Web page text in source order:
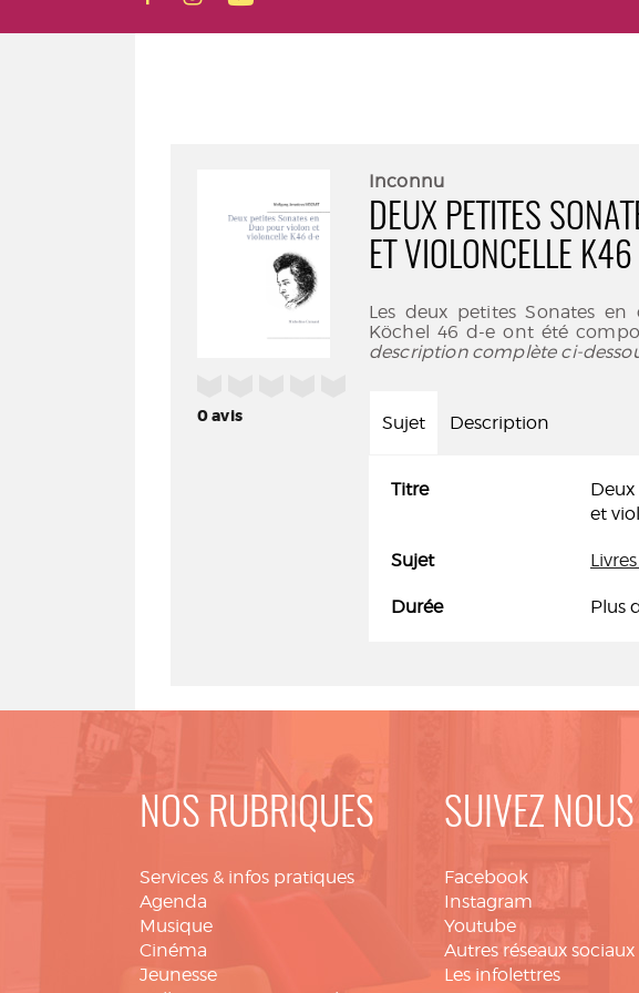
0avis
Inconnu
DEUX PETITES
ET VIOLONCELLE
Les deux petites Sonates
Köchel 46 d-e ont été
description complète ci-
Sujet Description
Titre
et
Sujet
Durée Plus
NOS RUBRIQUES
Services & infos pratiques
Agenda
Musique
Cinéma
Jeunesse
SUIVEZ
Facebook
Instagram
Youtube
Autres réseaux
Les infolettres